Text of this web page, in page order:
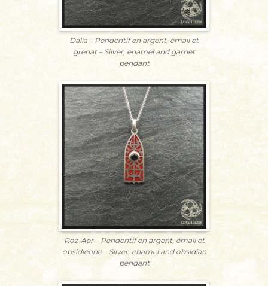
Dalia – Pendentif en argent, émail et
grenat – Silver, enamel and garnet
pendant
Roz-Aer – Pendentif en argent, émail et
obsidienne – Silver, enamel and obsidian
pendant